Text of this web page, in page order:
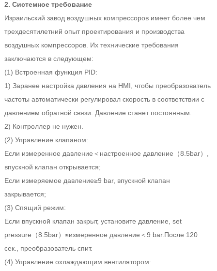
2. Системное требование
Израильский завод воздушных компрессоров имеет более чем
трехдесятилетний опыт проектирования и производства
воздушных компрессоров. Их технические требования
заключаются в следующем:
(1) Встроенная функция PID:
1) Заранее настройка давления на HMI, чтобы преобразователь
частоты автоматически регулировал скорость в соответствии с
давлением обратной связи. Давление станет постоянным.
2) Контроллер не нужен.
(2) Управление клапаном:
Если измеренное давление＜настроенное давление（8.5bar）,
впускной клапан открывается;
Если измеряемое давление≥9 bar, впускной клапан
закрывается;
(3) Спящий режим:
Если впускной клапан закрыт, установите давление, set
pressure（8.5bar）≤измеренное давление＜9 bar.После 120
сек., преобразователь спит.
(4) Управление охлаждающим вентилятором: